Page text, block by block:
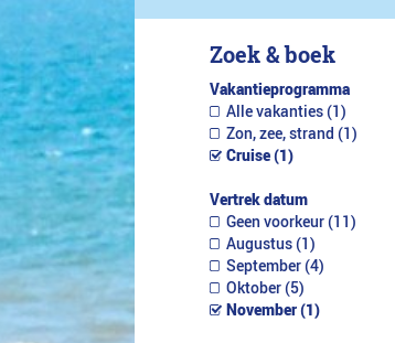
Zoek & boek
Vakantieprogramma
Alle vakanties (1)
Zon, zee, strand (1)
Cruise (1)
Vertrek datum
Geen voorkeur (11)
Augustus (1)
September (4)
Oktober (5)
November (1)